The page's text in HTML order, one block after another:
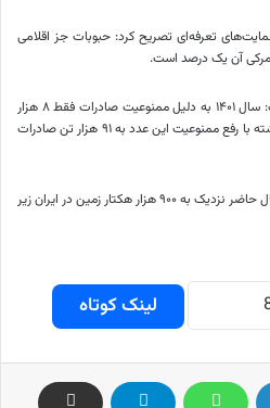
تعرفه‌ای تصریح کرد: حبوبات جز اقلامی
آن یک درصد است.
افتخاری درباره میزان صادرات ایران گفت: سال ۱۴۰۱ به دلیل ممنوعیت صادرات فقط ۸ هزار
تن حبوبات از کشور صادر شد و سال گذشته با رفع ممنوعیت این عدد به ۹۱ هزار تن صادرات
دبیر انجمن حبوبات در پایان گفت: در حال حاضر نزدیک به ۹۰۰ هزار هکتار زمین در ایران زیر
لینک کوتاه